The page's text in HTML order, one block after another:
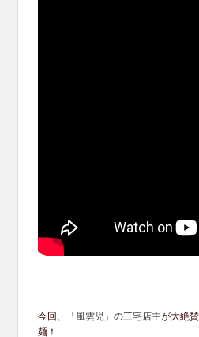
今回、 「風雲児」の三宅店主が大絶
麺！